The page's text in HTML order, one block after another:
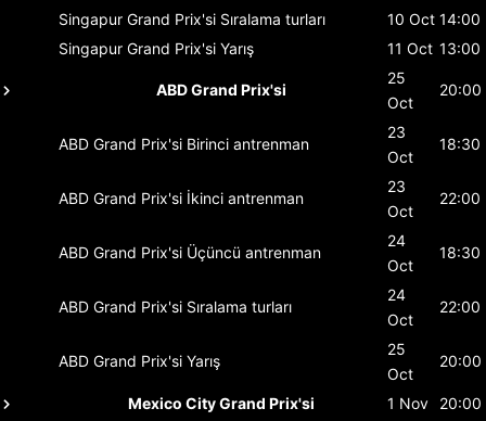
Singapur Grand Prix'si Sıralama turları 10 Oct 14:00
Singapur Grand Prix'si Yarış 11 Oct 13:00
ABD Grand Prix'si
25
Oct
20:00
ABD Grand Prix'si Birinci antrenman
23
Oct
18:30
ABD Grand Prix'si İkinci antrenman
23
Oct
22:00
ABD Grand Prix'si Üçüncü antrenman
24
Oct
18:30
ABD Grand Prix'si Sıralama turları
24
Oct
22:00
ABD Grand Prix'si Yarış
25
Oct
20:00
Mexico City Grand Prix'si 1 Nov 20:00